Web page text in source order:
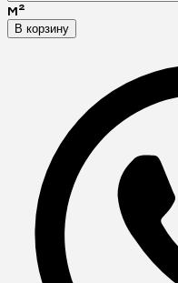
м²
В корзину